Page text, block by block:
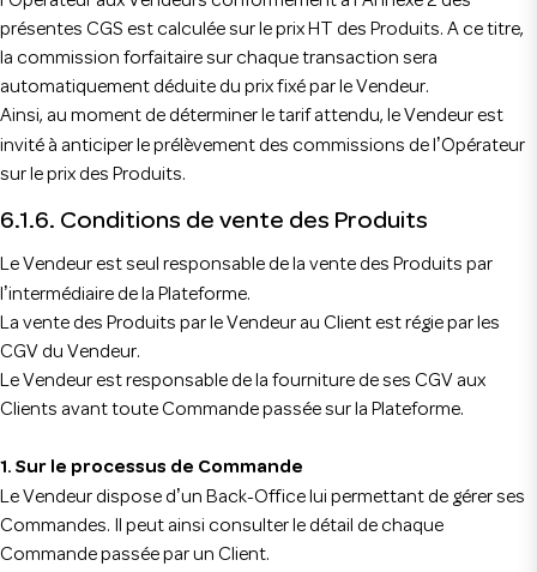
présentes CGS est calculée sur le prix HT des Produits. A ce titre,
la commission forfaitaire sur chaque transaction sera
automatiquement déduite du prix fixé par le Vendeur.
Ainsi, au moment de déterminer le tarif attendu, le Vendeur est
invité à anticiper le prélèvement des commissions de l ’Opérateur
sur le prix des Produits.
6.1.6. Conditions de vente des Produits
Le Vendeur est seul responsable de la vente des Produits par
’intermédiaire de la Plateforme.
La vente des Produits par le Vendeur au Client est régie par les
CGV du Vendeur.
Le Vendeur est responsable de la fourniture de ses CGV aux
Clients avant toute Commande passée sur la Plateforme.
1. Sur le processus de Commande
Le Vendeur dispose d ’un Back-Office lui permettant de gérer ses
Commandes. Il peut ainsi consulter le détail de chaque
Commande passée par un Client.